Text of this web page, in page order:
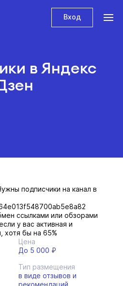
Вход
в Яндекс
подписчики на канал в
ссылками или обзорами
у вас активная и
хотя бы на 65%
Цена
До 5 000 ₽
Тип размещения
в виде отзывов и
рекомендаций